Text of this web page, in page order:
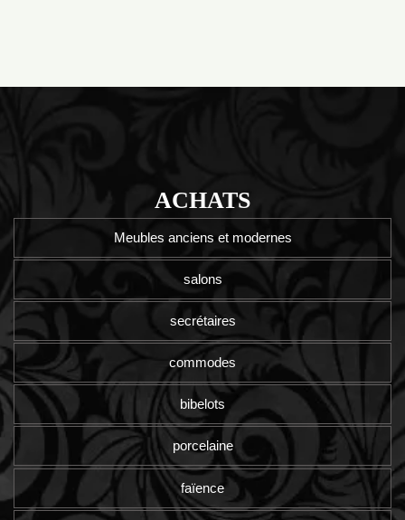
ACHATS
Meubles anciens et modernes
salons
secrétaires
commodes
bibelots
porcelaine
faïence